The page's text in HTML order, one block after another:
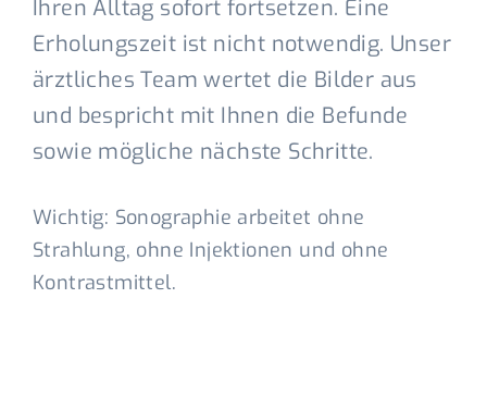
Ihren Alltag sofort fortsetzen. Eine
Erholungszeit ist nicht notwendig. Unser
ärztliches Team wertet die Bilder aus
und bespricht mit Ihnen die Befunde
sowie mögliche nächste Schritte.
Wichtig: Sonographie arbeitet ohne
Strahlung, ohne Injektionen und ohne
Kontrastmittel.